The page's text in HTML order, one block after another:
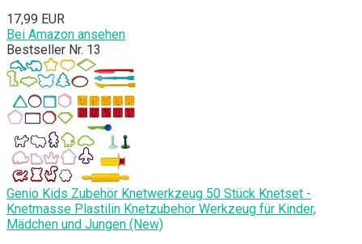
17,99 EUR
Bei Amazon ansehen
Bestseller Nr. 13
Genio Kids Zubehör Knetwerkzeug 50 Stück Knetset -
Knetmasse Plastilin Knetzubehör Werkzeug für Kinder,
Mädchen und Jungen (New)